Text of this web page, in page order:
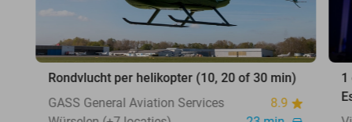
Rondvlucht per helikopter (10, 20 of 30 min)
GASS General Aviation Services
8.9
1